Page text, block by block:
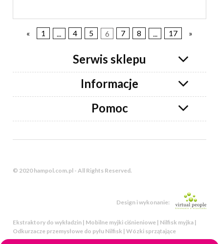
« 1 4 5 6 7 8 17 »
Serwis sklepu
Informacje
Pomoc
© 2020 hampol.com.pl - All Rights Reserved.
Design i wykonanie:
Ekstraktory do wykładzin | Mobilne myjki ciśnieniowe | Nilfisk myjka |
Odkurzacze przemysłowe do pyłu Nilfisk | Wózki sprzątające